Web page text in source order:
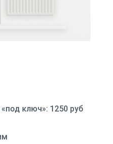
ключ»: 1250 руб